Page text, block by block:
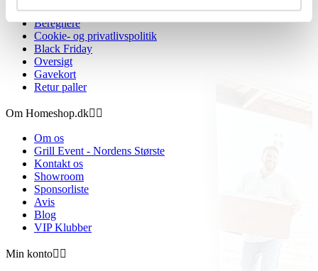
Fortrydelsesret
Beregnere
Cookie- og privatlivspolitik
Black Friday
Oversigt
Gavekort
Retur paller
Om Homeshop.dk 
Om os
Grill Event - Nordens Største
Kontakt os
Showroom
Sponsorliste
Avis
Blog
VIP Klubber
Min konto 